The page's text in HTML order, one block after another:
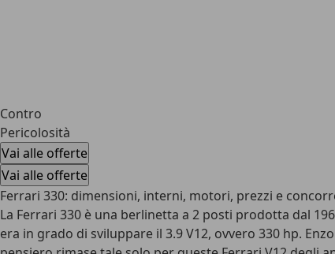
Contro
Pericolosità
Vai alle offerte
Vai alle offerte
Ferrari 330: dimensioni, interni, motori, prezzi e
La Ferrari 330 è una berlinetta a 2 posti prodotta dal
era in grado di sviluppare il 3.9 V12, ovvero 330 hp.